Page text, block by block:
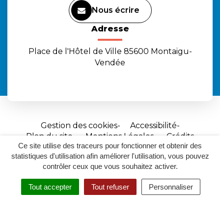
Ce site utilise des traceurs pour fonctionner et obtenir des
statistiques d'utilisation afin améliorer l'utilisation, vous pouvez
contrôler ceux que vous souhaitez activer.
Tout accepter Tout refuser Personnaliser
RECHERCHER
ACCESSIBILITÉ
Nous écrire
Adresse
Place de l'Hôtel de Ville 85600 Montaigu-
Vendée
Gestion des cookies
Accessibilité
Plan du site
Mentions Légales
Crédits
Site
réalisé
par
Inovagora